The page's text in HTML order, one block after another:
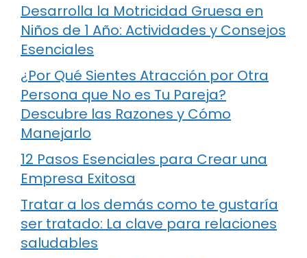
Desarrolla la Motricidad Gruesa en
Niños de 1 Año: Actividades y Consejos
Esenciales
¿Por Qué Sientes Atracción por Otra
Persona que No es Tu Pareja?
Descubre las Razones y Cómo
Manejarlo
12 Pasos Esenciales para Crear una
Empresa Exitosa
Tratar a los demás como te gustaría
ser tratado: La clave para relaciones
saludables